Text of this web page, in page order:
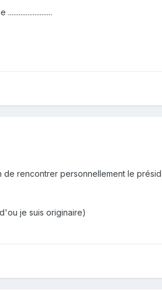
rencontrer personnellement le
je suis originaire)